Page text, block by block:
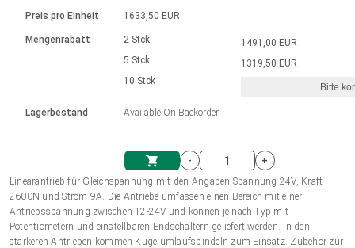
Einheitssystem
Einkaufswagen
Hubmagnete
230 - 50 Hz | 110 - 60 Hz
Drehzahlregelung für die AIS-Serie
Bürstenlose Gleichstrommotoren
mit Planetengetriebe und internem
Ø 28-42| 1-1400 rpm | <= 290Ncm
Bürstenlose DC Motor Controller
Gleichstrommotoren mit
Schneckengetriebe und Bürsten
Ø43-124mm | 31-425rpm | ≤ 41Nm
Treiber für Gleichstrommotoren mit
Synchron-Asynchron | für 1-4 Elektrozylinder
Synchron-Asynchron | für 1-4 Elektrozylinder
Français (EUR)
Polski (EUR)
Norsk (NOK)
Preis pro Einheit
Mengenrabatt
Lagerbestand
1633,50 EUR
2 Stck
5 Stck
10 Stck
Available On Backorder
1491,00 EUR
1319,50 EUR
Bitte
-
+
Linearantrieb für Gleichspannung mit den Angaben Spannung 24V, Kraft
2600N und Strom 9A. Die Antriebe umfassen einen Bereich mit einer
Antriebsspannung zwischen 12-24V und können je nach Typ mit
Potentiometern und einstellbaren Endschaltern geliefert werden. In den
stärkeren Antrieben kommen Kugelumlaufspindeln zum Einsatz. Zubehör zur